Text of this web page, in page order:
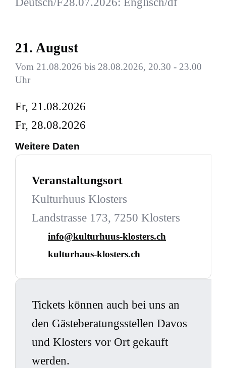
21. August
Vom 21.08.2026 bis 28.08.2026, 20.30 - 23.00
Uhr
Fr, 21.08.2026
Fr, 28.08.2026
Weitere Daten
Veranstaltungsort
Kulturhuus Klosters
Landstrasse 173, 7250 Klosters
info@kulturhuus-klosters.ch
kulturhaus-klosters.ch
Tickets können auch bei uns an
den Gästeberatungsstellen Davos
und Klosters vor Ort gekauft
werden.